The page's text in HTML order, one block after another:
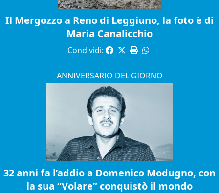
Il Mergozzo a Reno di Leggiuno, la foto è di
Maria Canalicchio
Condividi:
ANNIVERSARIO DEL GIORNO
32 anni fa l’addio a Domenico Modugno, con
la sua “Volare” conquistò il mondo